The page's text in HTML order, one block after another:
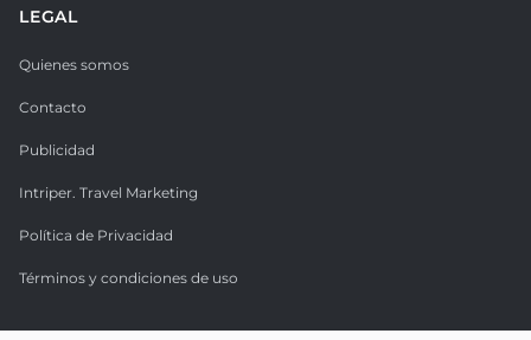
LEGAL
Quienes somos
Contacto
Publicidad
Intriper. Travel Marketing
Política de Privacidad
Términos y condiciones de uso